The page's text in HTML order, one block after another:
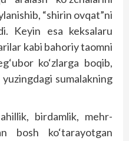
“shirin ovqat”ni
Keyin esa keksalaru
kabi bahoriy taomni
ko‘zlarga boqib,
sumalakning
birdamlik, mehr-
bosh ko‘tarayotgan